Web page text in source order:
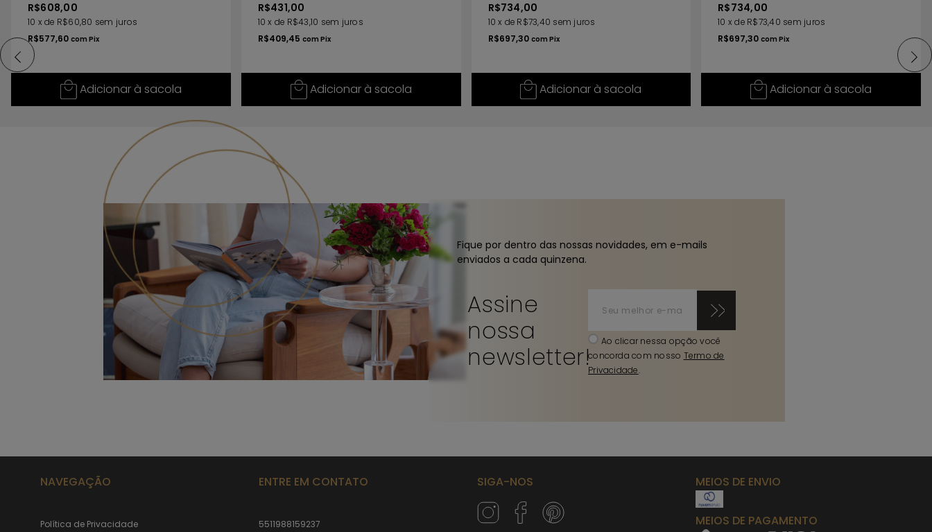
R$608,00
10 xde R$60,80 sem juros
R$577,60 com Pix
Adicionar à sacola
R$431,00
10 x de R$43,10 sem juros
R$409,45 com Pix
Adicionar à sacola
R$734,00
10 x de R$73,40 sem juros
R$697,30 com Pix
Adicionar à sacola
R$734,00
10 xde R$73,40 sem juros
R$697,30com Pix
Adicionar à sacola
Fique por dentro das nossas novidades, em e-mails
enviados a cada quinzena.
Assine
nossa
newsletter!
Ao clicar nessa opção você
concorda com nosso Termo de
Privacidade.
NAVEGAÇÃO
Política de Privacidade
ENTRE EM CONTATO
5511988159237
SIGA-NOS MEIOS DE ENVIO
MEIOS DE PAGAMENTO